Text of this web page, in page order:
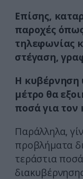
Επίσης,
παροχές
τηλεφωνίας
στέγαση,
Η κυβέρνηση
μέτρο θα
ποσά για τον
Παράλληλα,
προβλήματα
τεράστια